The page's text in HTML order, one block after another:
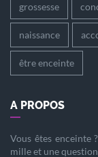
grossesse
naissance
être enceinte
A PROPOS
Vous êtes enceinte?
mille et une